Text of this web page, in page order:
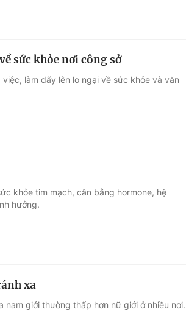
sức khỏe nơi công sở
làm dấy lên lo ngại về sức khỏe và văn
khỏe tim mạch, cân bằng hormone, hệ
hưởng.
xa
giới thường thấp hơn nữ giới ở nhiều nơi.